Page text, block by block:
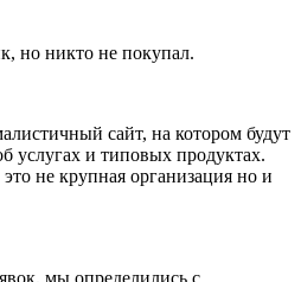
но никто не покупал.
сайт, на котором будут
услугах и типовых продуктах.
не крупная организация но и
мы определились с